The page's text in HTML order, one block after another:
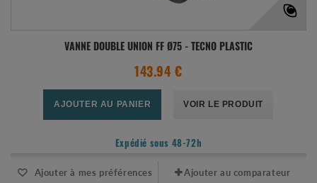
VANNE DOUBLE UNION FF Ø75 - TECNO PLASTIC
143.94 €
AJOUTER AU PANIER VOIR LE PRODUIT
Expédié sous 48-72h
Ajouter à mes préférences Ajouter au comparateur